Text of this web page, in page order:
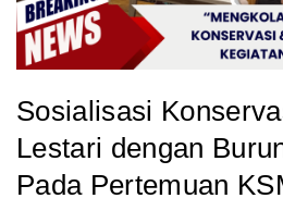
Sosialisasi
Lestari dengan
Pada Pertemuan